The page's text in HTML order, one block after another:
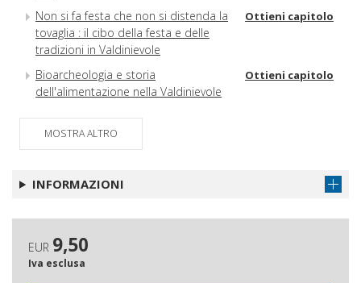
Non si fa festa che non si distenda la
tovaglia : il cibo della festa e delle
tradizioni in Valdinievole
Ottieni capitolo
Bioarcheologia e storia
dell'alimentazione nella Valdinievole
Ottieni capitolo
Appendice : presentazione degli Atti del convegno
medievale : Buggiano Castello, 31 maggio 2014
MOSTRA ALTRO
INFORMAZIONI
EUR 9,50
Iva esclusa